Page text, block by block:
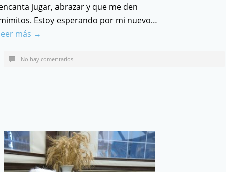
jugar, abrazar y que me den
Estoy esperando por mi nuevo…
más →
No hay comentarios